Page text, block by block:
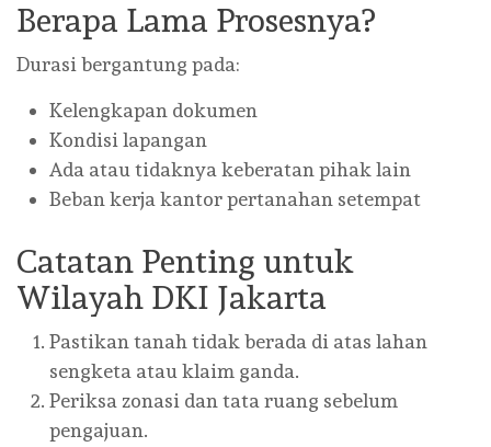
Berapa Lama Prosesnya?
Durasi bergantung pada:
Kelengkapan dokumen
Kondisi lapangan
Ada atau tidaknya keberatan pihak lain
Beban kerja kantor pertanahan setempat
Catatan Penting untuk
Wilayah DKI Jakarta
Pastikan tanah tidak berada di atas lahan
sengketa atau klaim ganda.
Periksa zonasi dan tata ruang sebelum
pengajuan.